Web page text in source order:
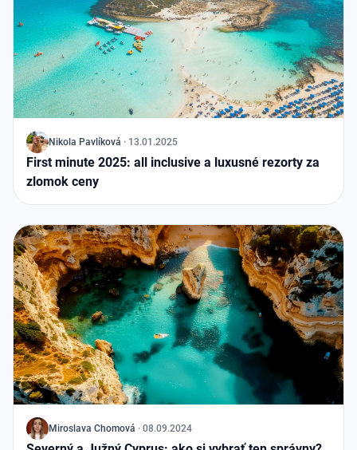
J Nikola Pavlíková · 13.01.2025
First minute 2025: all inclusive a luxusné rezorty za
zlomok ceny
J Miroslava Chomová · 08.09.2024